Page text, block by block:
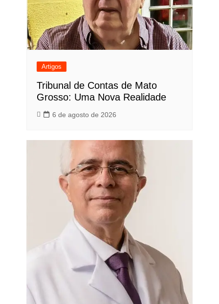
Artigos
Tribunal de Contas de Mato
Grosso: Uma Nova Realidade
6 de agosto de 2026